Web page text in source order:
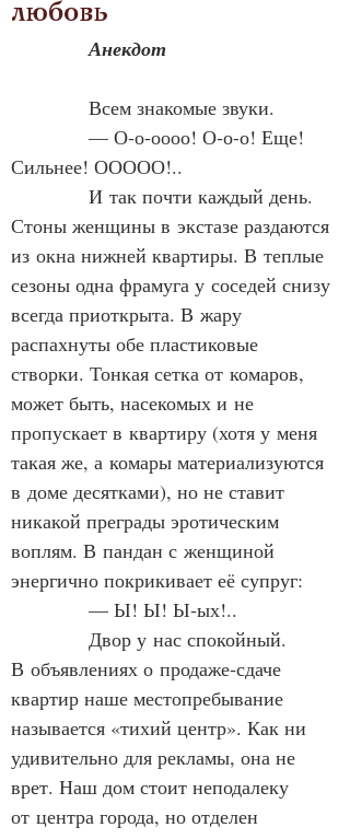
любовь
Анекдот
Всем знакомые звуки.
— О‑о-оооо! О‑о-о! Еще!
Сильнее! ООООО!..
И так почти каждый день.
Стоны женщины в экстазе раздаются
из окна нижней квартиры. В теплые
сезоны одна фрамуга у соседей снизу
всегда приоткрыта. В жару
распахнуты обе пластиковые
створки. Тонкая сетка от комаров,
может быть, насекомых и не
пропускает в квартиру (хотя у меня
такая же, а комары материализуются
в доме десятками), но не ставит
никакой преграды эротическим
воплям. В пандан с женщиной
энергично покрикивает её супруг:
— Ы! Ы! Ы‑ых!..
Двор у нас спокойный.
В объявлениях о продаже‑сдаче
квартир наше местопребывание
называется «тихий центр». Как ни
удивительно для рекламы, она не
врет. Наш дом стоит неподалеку
от центра города, но отделен